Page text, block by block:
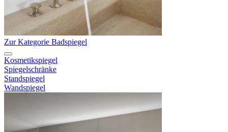
Zur Kategorie Badspiegel
Kosmetikspiegel
Spiegelschränke
Standspiegel
Wandspiegel